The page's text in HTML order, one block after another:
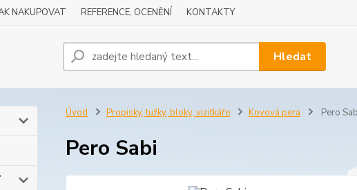
NAKUPOVAT REFERENCE, OCENĚNÍ KONTAKTY
Hledat
Úvod Propisky, tužky, bloky, vizitkáře Kovová pera Pero
Pero Sabi